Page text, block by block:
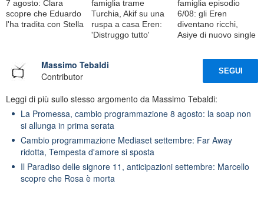
7 agosto: Clara
scopre che Eduardo
l'ha tradita con Stella
famiglia trame
Turchia, Akif su una
ruspa a casa Eren:
'Distruggo tutto'
famiglia episodio
6/08: gli Eren
diventano ricchi,
Asiye di nuovo single
Massimo Tebaldi
Contributor
SEGUI
Leggi di più sullo stesso argomento da Massimo Tebaldi:
La Promessa, cambio programmazione 8 agosto: la soap non
si allunga in prima serata
Cambio programmazione Mediaset settembre: Far Away
ridotta, Tempesta d'amore si sposta
Il Paradiso delle signore 11, anticipazioni settembre: Marcello
scopre che Rosa è morta